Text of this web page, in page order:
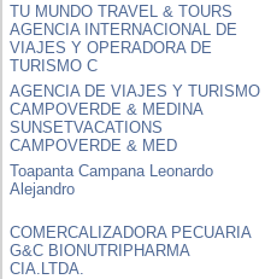
TU MUNDO TRAVEL & TOURS
AGENCIA INTERNACIONAL DE
VIAJES Y OPERADORA DE
TURISMO C
AGENCIA DE VIAJES Y TURISMO
CAMPOVERDE & MEDINA
SUNSETVACATIONS
CAMPOVERDE & MED
Toapanta Campana Leonardo
Alejandro
COMERCALIZADORA PECUARIA
G&C BIONUTRIPHARMA
CIA.LTDA.